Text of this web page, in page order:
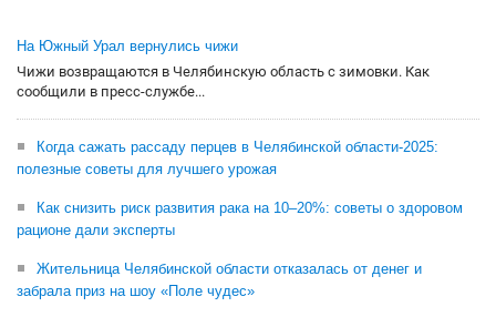
На Южный Урал вернулись чижи
Чижи возвращаются в Челябинскую область с зимовки. Как
сообщили в пресс-службе...
Когда сажать рассаду перцев в Челябинской области-2025:
полезные советы для лучшего урожая
Как снизить риск развития рака на 10–20%: советы о здоровом
рационе дали эксперты
Жительница Челябинской области отказалась от денег и
забрала приз на шоу «Поле чудес»